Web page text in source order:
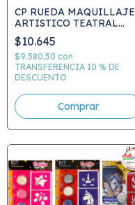
CP RUEDA MAQUILLAJE
ARTISTICO TEATRAL
60GRS C.916-917
$10.645
$9.580,50 con
TRANSFERENCIA 10 % DE
DESCUENTO
Comprar